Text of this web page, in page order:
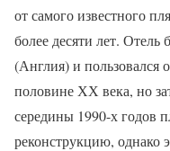
от самого известного
более десяти лет.
(Англия) и пользовался
половине ХХ века, но
середины 1990-х годов
реконструкцию, однако